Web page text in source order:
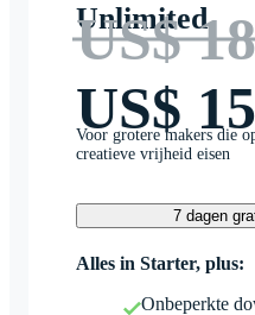
Unlimited
US$ 18
US$ 15
Voor grotere makers die
creatieve vrijheid eisen
7 dagen
Alles in Starter, plus:
Onbeperkte